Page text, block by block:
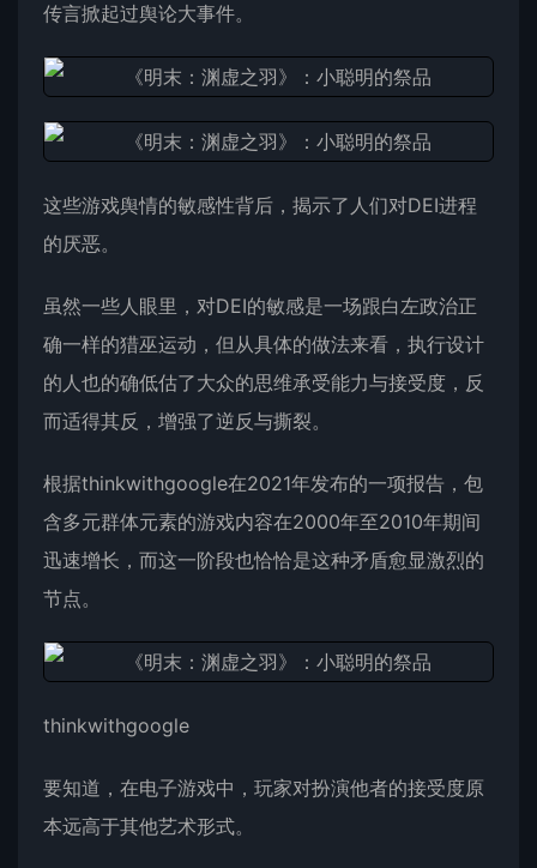
传言掀起过舆论大事件。
这些游戏舆情的敏感性背后，揭示了人们对DEI进程
的厌恶。
虽然一些人眼里，对DEI的敏感是一场跟白左政治正
确一样的猎巫运动，但从具体的做法来看，执行设计
的人也的确低估了大众的思维承受能力与接受度，反
而适得其反，增强了逆反与撕裂。
根据thinkwithgoogle在2021年发布的一项报告，包
含多元群体元素的游戏内容在2000年至2010年期间
迅速增长，而这一阶段也恰恰是这种矛盾愈显激烈的
节点。
thinkwithgoogle
要知道，在电子游戏中，玩家对扮演他者的接受度原
本远高于其他艺术形式。